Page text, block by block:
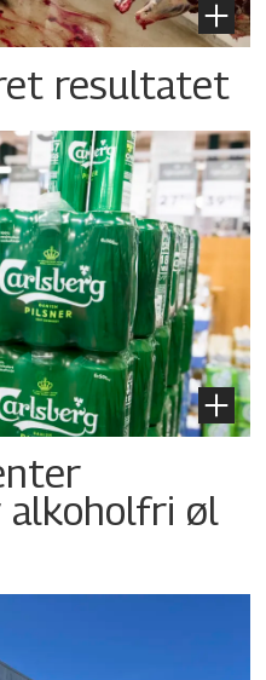
resultatet
alkoholfri øl